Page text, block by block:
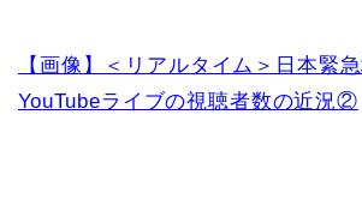
【画像】＜リアルタイム＞日本緊
YouTubeライブの視聴者数の近況②